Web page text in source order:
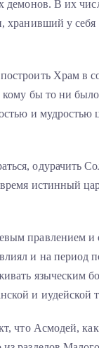
демонов. В их
хранивший у
Храм в
бы то ни
и мудростью
одурачить
истинный
правлением и
и на период
языческим
и иудейской
что Асмодей,